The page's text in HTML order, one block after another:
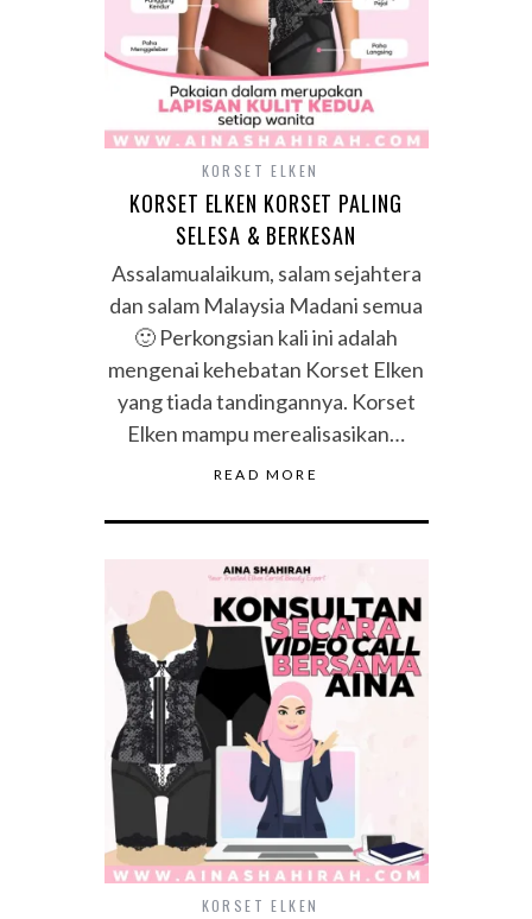
KORSET ELKEN
KORSET ELKEN KORSET PALING
SELESA & BERKESAN
Assalamualaikum, salam sejahtera
dan salam Malaysia Madani semua
🙂 Perkongsian kali ini adalah
mengenai kehebatan Korset Elken
yang tiada tandingannya. Korset
Elken mampu merealisasikan…
READ MORE
KORSET ELKEN